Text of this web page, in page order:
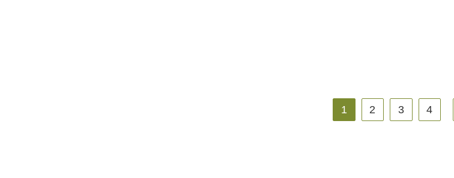
1 2 3 4